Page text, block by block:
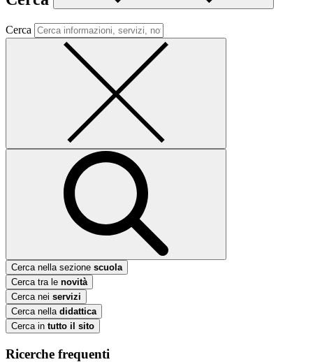
Cerca
Cerca nella sezione scuola
Cerca tra le novità
Cerca nei servizi
Cerca nella didattica
Cerca in tutto il sito
Ricerche frequenti